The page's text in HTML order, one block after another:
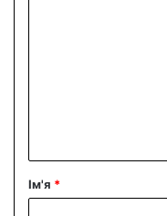
р
Ім'я *